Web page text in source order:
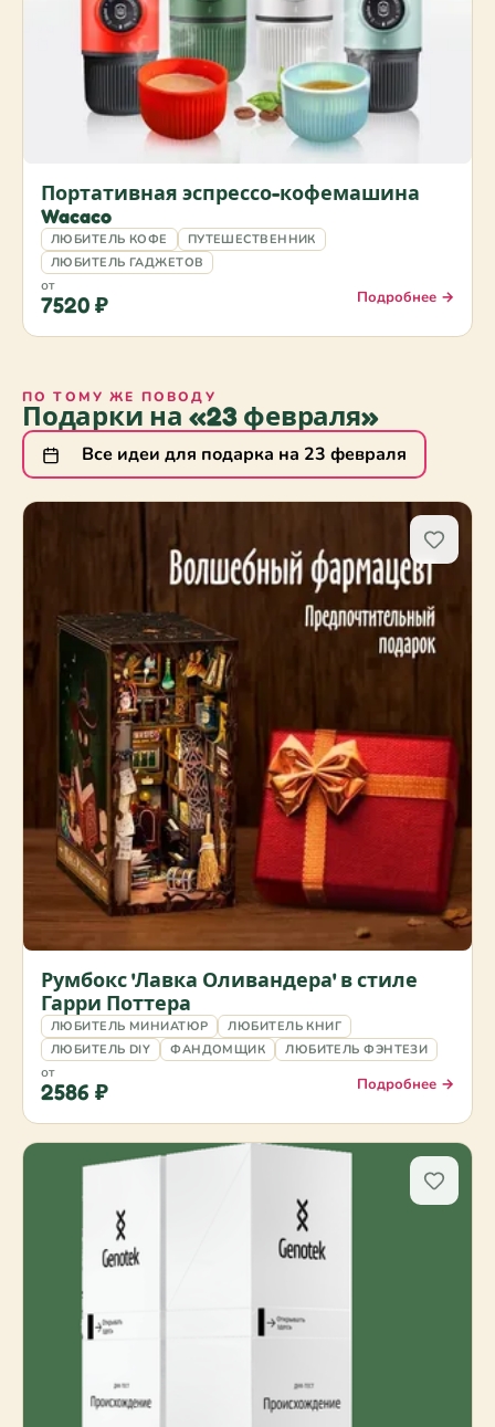
Портативная эспрессо-кофемашина
Wacaco
ЛЮБИТЕЛЬ КОФЕ
ПУТЕШЕСТВЕННИК
ЛЮБИТЕЛЬ ГАДЖЕТОВ
от
7520 ₽ Подробнее →
ПО ТОМУ ЖЕ ПОВОДУ
Подарки на «23 февраля»
Все идеи для подарка на 23 февраля
Румбокс 'Лавка Оливандера' в стиле
Гарри Поттера
ЛЮБИТЕЛЬ МИНИАТЮР
ЛЮБИТЕЛЬ КНИГ
ЛЮБИТЕЛЬ DIY
ФАНДОМЩИК ЛЮБИТЕЛЬ ФЭНТЕЗИ
от
2586 ₽ Подробнее →